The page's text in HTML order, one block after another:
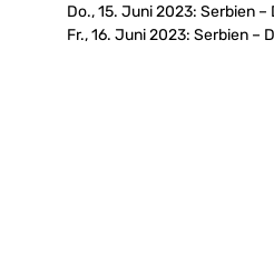
Do., 15. Juni 2023: Serbien
Fr., 16. Juni 2023: Serbien